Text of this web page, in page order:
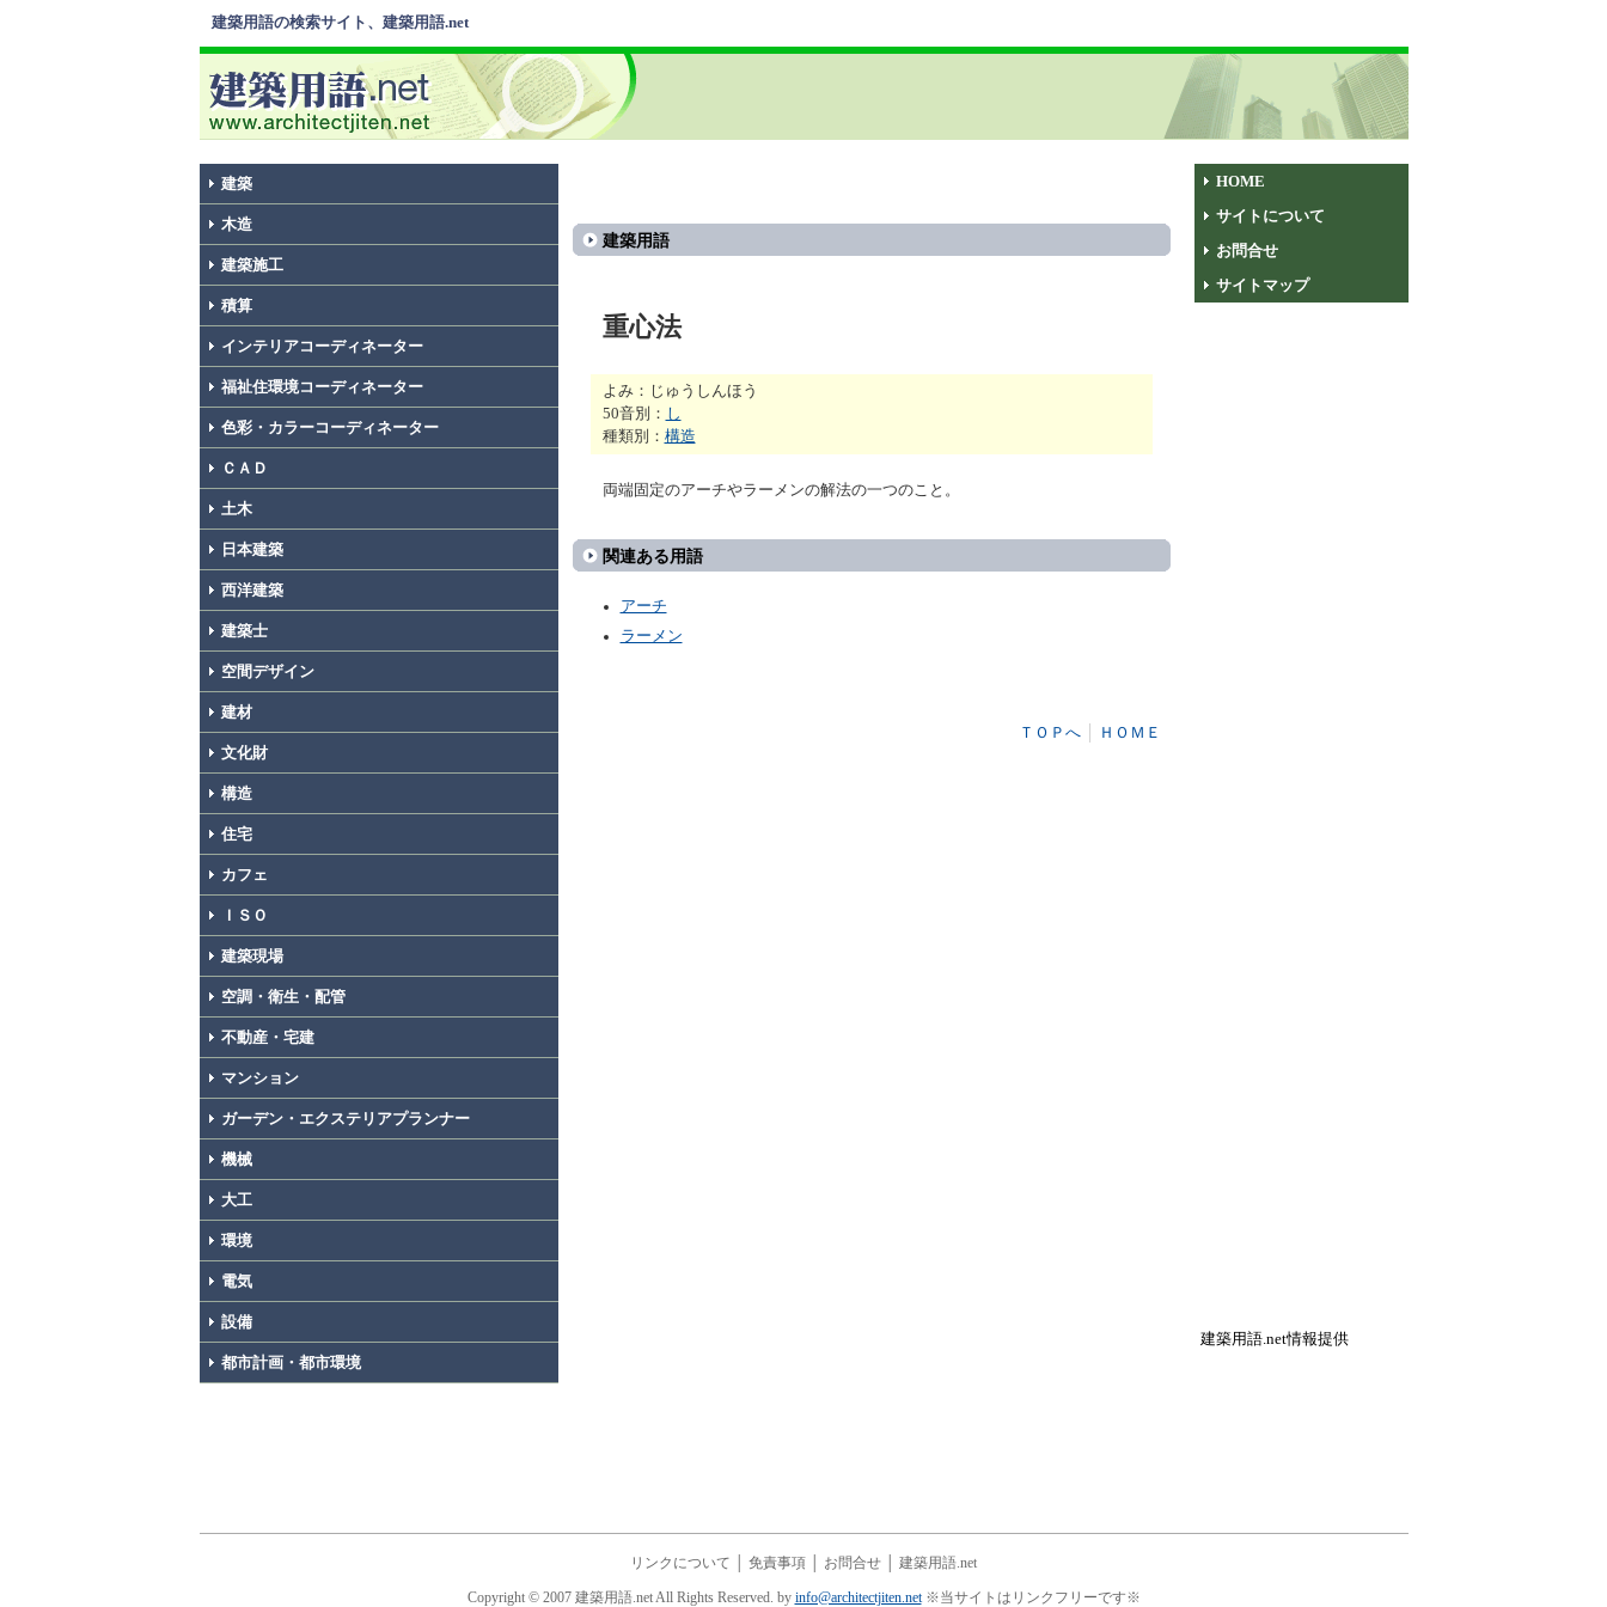
建築用語の検索サイト、建築用語.net
建築
木造
建築施工
積算
インテリアコーディネーター
福祉住環境コーディネーター
色彩・カラーコーディネーター
ＣＡＤ
土木
日本建築
西洋建築
建築士
空間デザイン
建材
文化財
構造
住宅
カフェ
ＩＳＯ
建築現場
空調・衛生・配管
不動産・宅建
マンション
ガーデン・エクステリアプランナー
機械
大工
環境
電気
設備
都市計画・都市環境
建築用語
重心法
よみ：じゅうしんほう
50音別： し
種類別： 構造
両端固定のアーチやラーメンの解法の一つのこと。
関連ある用語
アーチ
ラーメン
ＴＯＰへ│ ＨＯＭＥ
HOME
サイトについて
お問合せ
サイトマップ
建築用語.net情報提供
リンクについて 免責事項 お問合せ 建築用語.net
Copyright © 2007 建築用語.net All Rights Reserved. by info@architectjiten.net※当サイトはリンクフリーです※